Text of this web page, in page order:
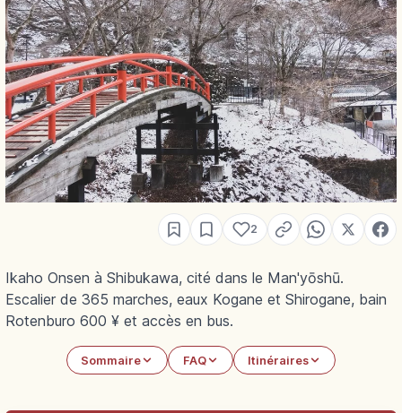
2
Ikaho Onsen à Shibukawa, cité dans le Man'yōshū.
Escalier de 365 marches, eaux Kogane et Shirogane, bain
Rotenburo 600 ¥ et accès en bus.
Sommaire FAQ Itinéraires